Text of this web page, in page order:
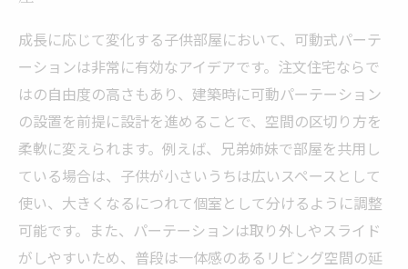
成長に応じて変化する子供部屋において、可動式パーテ
ーションは非常に有効なアイデアです。注文住宅ならで
はの自由度の高さもあり、建築時に可動パーテーション
の設置を前提に設計を進めることで、空間の区切り方を
柔軟に変えられます。例えば、兄弟姉妹で部屋を共用し
ている場合は、子供が小さいうちは広いスペースとして
使い、大きくなるにつれて個室として分けるように調整
可能です。また、パーテーションは取り外しやスライド
がしやすいため、普段は一体感のあるリビング空間の延